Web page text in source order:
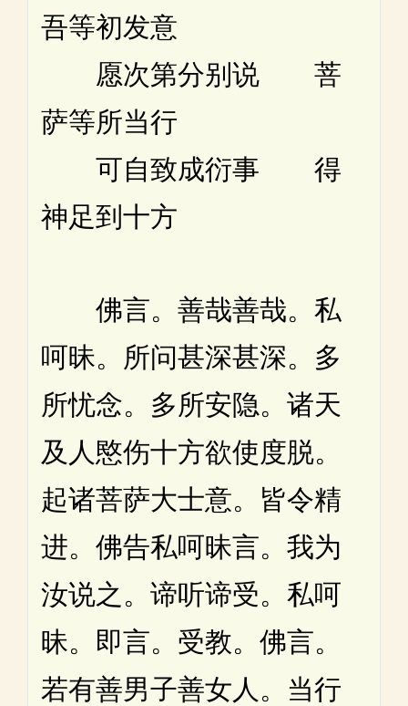
吾等初发意
愿次第分别说 菩
萨等所当行
可自致成衍事 得
神足到十方
佛言。善哉善哉。私
呵昧。所问甚深甚深。多
所忧念。多所安隐。诸天
及人愍伤十方欲使度脱。
起诸菩萨大士意。皆令精
进。佛告私呵昧言。我为
汝说之。谛听谛受。私呵
昧。即言。受教。佛言。
若有善男子善女人。当行